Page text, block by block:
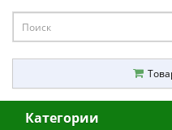
Категории